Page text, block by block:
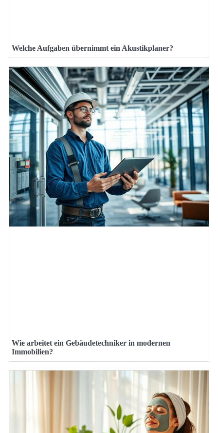
Welche Aufgaben übernimmt ein Akustikplaner?
Wie arbeitet ein Gebäudetechniker in modernen
Immobilien?